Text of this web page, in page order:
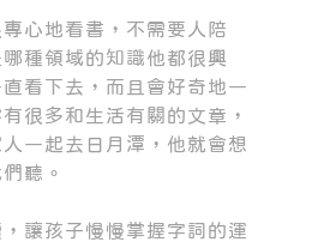
心地看書，不需要人陪
種領域的知識他都很興
看下去，而且會好奇地一
很多和生活有關的文章，
一起去日月潭，他就會想
聽。
讓孩子慢慢掌握字詞的運